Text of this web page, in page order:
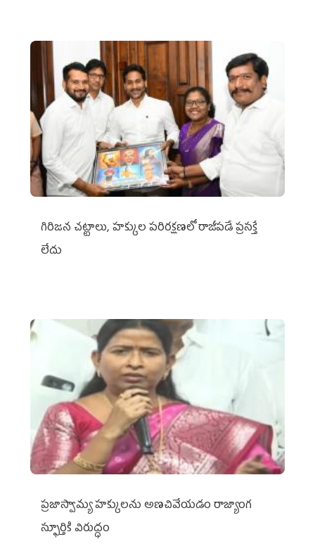
గిరిజన చట్టాలు, హక్కుల పరిరక్షణలో రాజీపడే ప్రసక్తే
లేదు
ప్రజాస్వామ్య హక్కులను అణచివేయడం రాజ్యాంగ
స్ఫూర్తికి విరుద్ధం